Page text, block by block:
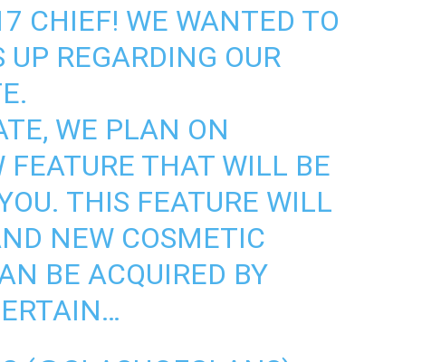
CHIEF! WE WANTED TO
REGARDING OUR
WE PLAN ON
FEATURE THAT WILL BE
THIS FEATURE WILL
NEW COSMETIC
BE ACQUIRED BY